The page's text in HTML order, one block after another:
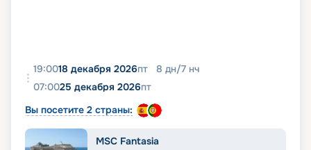
19:0018 декабря 2026пт 8 дн/7 нч
07:0025 декабря 2026пт
Вы посетите 2 страны:
MSC Fantasia